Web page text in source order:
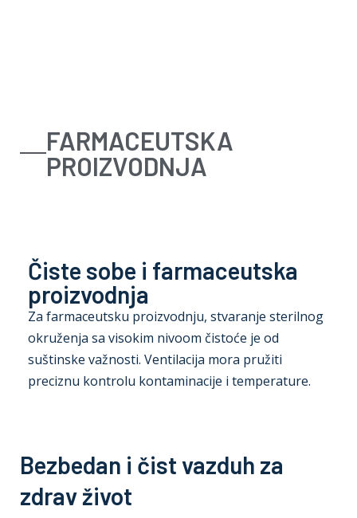
Kontakt
FARMACEUTSKA
PROIZVODNJA
Čiste sobe i farmaceutska
proizvodnja
Za farmaceutsku proizvodnju, stvaranje sterilnog
okruženja sa visokim nivoom čistoće je od
suštinske važnosti. Ventilacija mora pružiti
preciznu kontrolu kontaminacije i temperature.
Bezbedan i čist vazduh za
zdrav život